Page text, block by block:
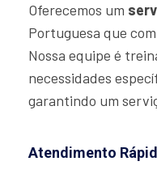
Oferecemos um
Portuguesa que
Nossa equipe é
necessidades
garantindo um
Atendimento